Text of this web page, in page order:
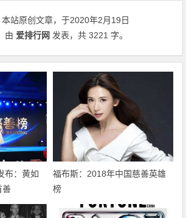
本站原创文章，于2020年2月19日
由 爱排行网 发表，共 3221 字。
布：黄如
善
福布斯：2018年中国慈善英雄
榜